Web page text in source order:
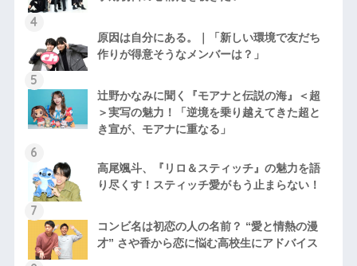
原因は自分にある。｜「新しい環境で友だち
作りが得意そうなメンバーは？」
辻野かなみに聞く『モアナと伝説の海』＜超
＞実写の魅力！「逆境を乗り越えてきた超と
き宣が、モアナに重なる」
高尾颯斗、『リロ＆スティッチ』の魅力を語
り尽くす！スティッチ愛がもう止まらない！
コンビ名は初恋の人の名前？ “愛と情熱の漫
才” さや香から恋に悩む高校生にアドバイス